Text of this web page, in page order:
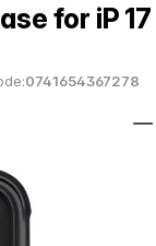
for iP 17
0741654367278